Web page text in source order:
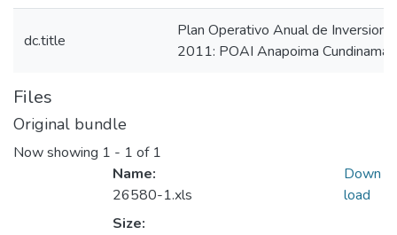
dc.title
Plan Operativo Anual de
2011: POAI Anapoima
Files
Original bundle
Now showing 1 - 1 of 1
Name:
26580-1.xls
Size:
Down
load